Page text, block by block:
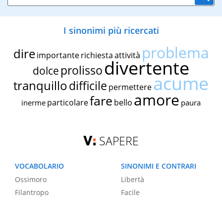
I sinonimi più ricercati
dire importante richiestaattività problema
dolce prolissodivertente
tranquillodifficile permettereacume
inerme particolarefare bello amore paura
SAPERE
VOCABOLARIO
Ossimoro
Filantropo
SINONIMI E CONTRARI
Libertà
Facile